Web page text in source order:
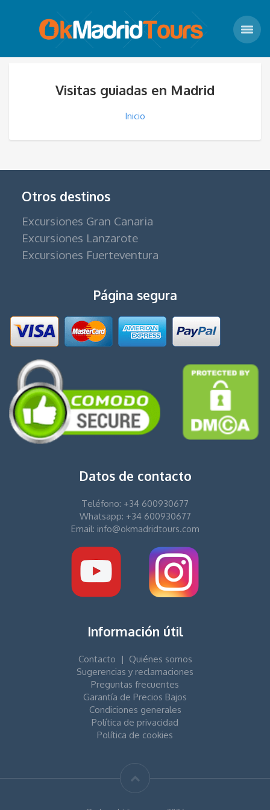
Visitas guiadas en Madrid
Inicio
Otros destinos
Excursiones Gran Canaria
Excursiones Lanzarote
Excursiones Fuerteventura
Página segura
Datos de contacto
Teléfono: +34 600930677
Whatsapp: +34 600930677
Email: info@okmadridtours.com
Información útil
Contacto | Quiénes somos
Sugerencias y reclamaciones
Preguntas frecuentes
Garantía de Precios Bajos
Condiciones generales
Política de privacidad
Política de cookies